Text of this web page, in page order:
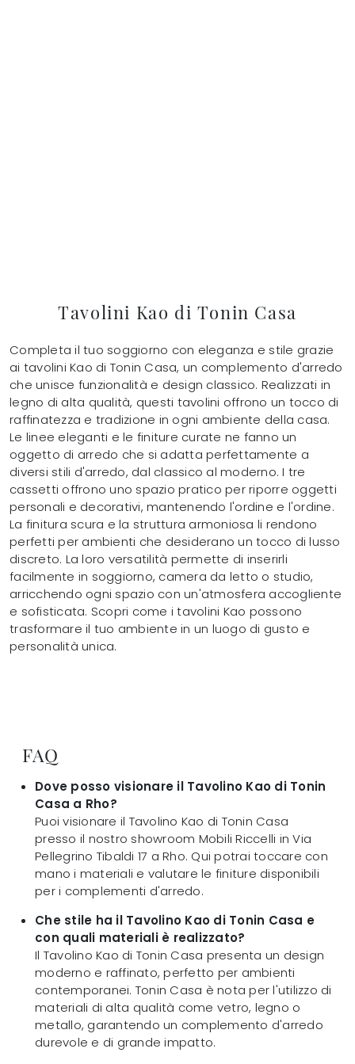
Tavolini Kao di Tonin Casa
Completa il tuo soggiorno con eleganza e stile grazie
ai tavolini Kao di Tonin Casa, un complemento d'arredo
che unisce funzionalità e design classico. Realizzati in
legno di alta qualità, questi tavolini offrono un tocco di
raffinatezza e tradizione in ogni ambiente della casa.
Le linee eleganti e le finiture curate ne fanno un
oggetto di arredo che si adatta perfettamente a
diversi stili d'arredo, dal classico al moderno. I tre
cassetti offrono uno spazio pratico per riporre oggetti
personali e decorativi, mantenendo l'ordine e l'ordine.
La finitura scura e la struttura armoniosa li rendono
perfetti per ambienti che desiderano un tocco di lusso
discreto. La loro versatilità permette di inserirli
facilmente in soggiorno, camera da letto o studio,
arricchendo ogni spazio con un'atmosfera accogliente
e sofisticata. Scopri come i tavolini Kao possono
trasformare il tuo ambiente in un luogo di gusto e
personalità unica.
FAQ
Dove posso visionare il Tavolino Kao di Tonin
Casa a Rho?
Puoi visionare il Tavolino Kao di Tonin Casa
presso il nostro showroom Mobili Riccelli in Via
Pellegrino Tibaldi 17 a Rho. Qui potrai toccare con
mano i materiali e valutare le finiture disponibili
per i complementi d'arredo.
Che stile ha il Tavolino Kao di Tonin Casa e
con quali materiali è realizzato?
Il Tavolino Kao di Tonin Casa presenta un design
moderno e raffinato, perfetto per ambienti
contemporanei. Tonin Casa è nota per l'utilizzo di
materiali di alta qualità come vetro, legno o
metallo, garantendo un complemento d'arredo
durevole e di grande impatto.